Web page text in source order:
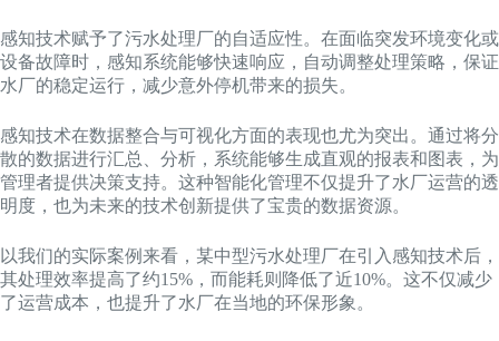
感知技术赋予了污水处理厂的自适应性。在面临突发环境变化或
设备故障时，感知系统能够快速响应，自动调整处理策略，保证
水厂的稳定运行，减少意外停机带来的损失。
感知技术在数据整合与可视化方面的表现也尤为突出。通过将分
散的数据进行汇总、分析，系统能够生成直观的报表和图表，为
管理者提供决策支持。这种智能化管理不仅提升了水厂运营的透
明度，也为未来的技术创新提供了宝贵的数据资源。
以我们的实际案例来看，某中型污水处理厂在引入感知技术后，
其处理效率提高了约15%，而能耗则降低了近10%。这不仅减少
了运营成本，也提升了水厂在当地的环保形象。